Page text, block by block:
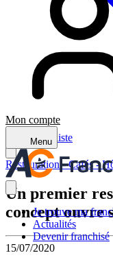
Mon compte
Menu
Je trouve ma
Actualités
Devenir franchisé
Retour à la liste
Restauration - Cafés -
Un premier
concept ouvre
15/07/2020